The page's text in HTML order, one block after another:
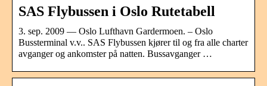
SAS Flybussen i Oslo Rutetabell
3. sep. 2009 — Oslo Lufthavn Gardermoen. – Oslo
Bussterminal v.v.. SAS Flybussen kjører til og fra alle charter
avganger og ankomster på natten. Bussavganger …